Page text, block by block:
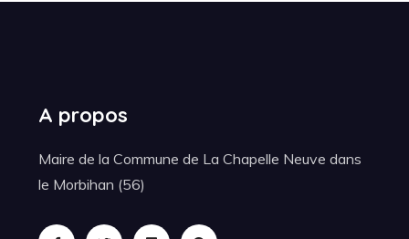
A propos
Maire de la Commune de La Chapelle Neuve dans
le Morbihan (56)